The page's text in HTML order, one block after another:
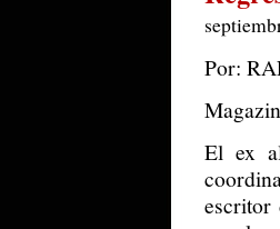
Por:
El ex
escritor